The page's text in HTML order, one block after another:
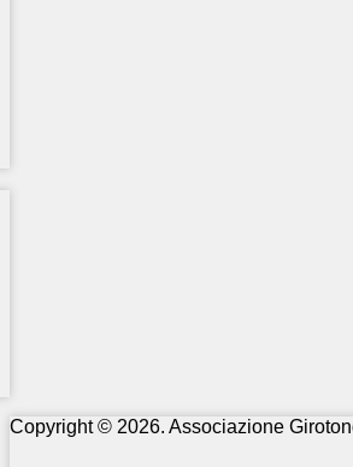
Copyright © 2026. Associazione